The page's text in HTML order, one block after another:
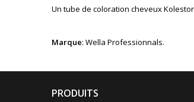
Un tube de coloration cheveux
Marque: Wella Professionnals.
PRODUITS